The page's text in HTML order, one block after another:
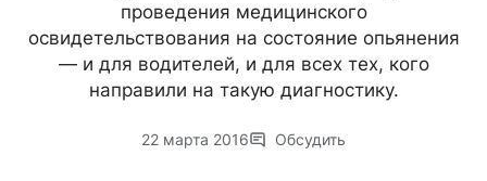
проведения медицинского
освидетельствования на состояние опьянения
— и для водителей, и для всех тех, кого
направили на такую диагностику.
22 марта 2016 Обсудить